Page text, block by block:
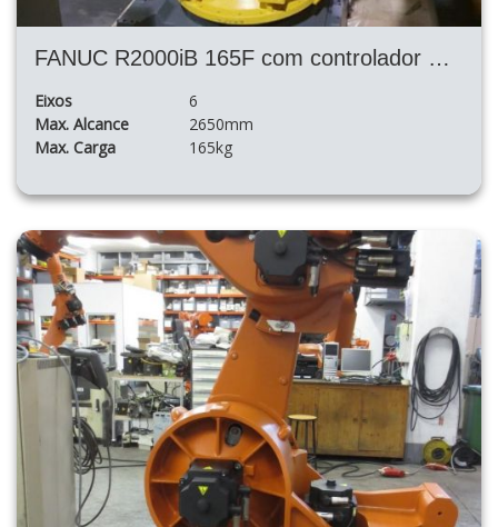
FANUC R2000iB 165F com controlador R30iA
Eixos
6
Max. Alcance
2650mm
Max. Carga
165kg